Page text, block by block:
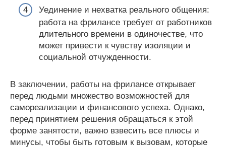
Уединение и нехватка реального общения:
работа на фрилансе требует от работников
длительного времени в одиночестве, что
может привести к чувству изоляции и
социальной отчужденности.
В заключении, работы на фрилансе открывает
перед людьми множество возможностей для
самореализации и финансового успеха. Однако,
перед принятием решения обращаться к этой
форме занятости, важно взвесить все плюсы и
минусы, чтобы быть готовым к вызовам, которые